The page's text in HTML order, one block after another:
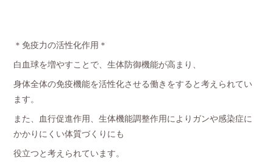
＊免疫力の活性化作用＊
白血球を増やすことで、生体防御機能が高まり、
身体全体の免疫機能を活性化させる働きをすると考えられてい
ます。
また、血行促進作用、生体機能調整作用によりガンや感染症に
かかりにくい体質づくりにも
役立つと考えられています。